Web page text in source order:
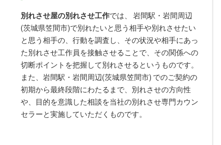
別れさせ屋の別れさせ工作では、 岩間駅・岩間周辺
(茨城県笠間市)で別れたいと思う相手や別れさせたい
と思う相手の、行動を調査し、その状況や相手にあっ
た別れさせ工作員を接触させることで、その関係への
切断ポイントを把握して別れさせるというものです。
また、岩間駅・岩間周辺(茨城県笠間市) でのご契約の
初期から最終段階にわたるまで、別れさせの方向性
や、目的を意識した相談を当社の別れさせ専門カウン
セラーと実施していただくものです。